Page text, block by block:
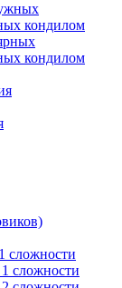
кондилом
кондилом
сложности
сложности